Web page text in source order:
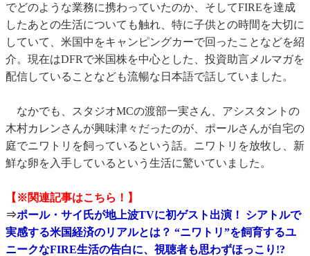
でどのような業務に携わっていたのか、そしてFIREを達成
したあとの生活についても触れ、特に子供との時間を大切に
していて、米国中をキャンピングカーで回ったことなどを紹
介。現在はDFRで米国株を中心とした、投資助言メルマガを
配信していることなども流暢な日本語で話していました。
なかでも、スタジオMCの渡部一実さん、アシスタントの
木村カレンさんが興味津々だったのが、ポールさんが自宅の
庭でニワトリを飼っているという話。ニワトリを放牧し、新
鮮な卵を入手しているという生活に驚いていました。
【※関連記事はこちら！】
⇒ポール・サイ氏が地上波TVに初ゲスト出演！ シアトルで
実感する米国経済のリアルとは？ “ニワトリ”を飼育するユ
ニークなFIRE生活の告白に、視聴者も思わずほっこり!?